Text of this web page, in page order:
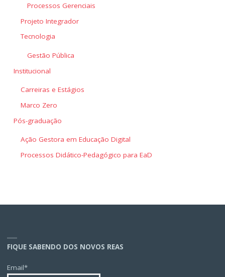
Processos Gerenciais
Projeto Integrador
Tecnologia
Gestão Pública
Institucional
Carreiras e Estágios
Marco Zero
Pós-graduação
Ação Gestora em Educação Digital
Processos Didático-Pedagógico para EaD
FIQUE SABENDO DOS NOVOS REAS
Email*